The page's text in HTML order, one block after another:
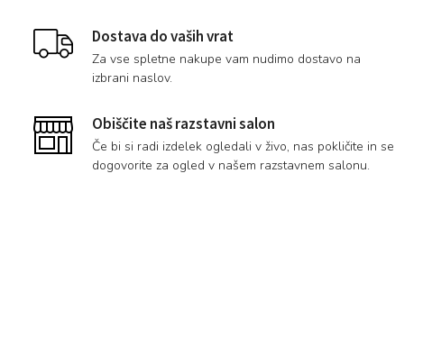
Dostava do vaših vrat
Za vse spletne nakupe vam nudimo dostavo na
izbrani naslov.
Obiščite naš razstavni salon
Če bi si radi izdelek ogledali v živo, nas pokličite in se
dogovorite za ogled v našem razstavnem salonu.